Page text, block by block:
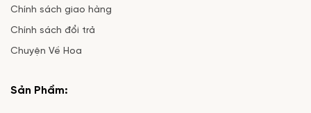
Chính sách giao hàng
Chính sách đổi trả
Chuyện Về Hoa
Sản Phẩm: